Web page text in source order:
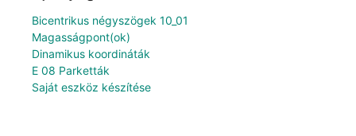
Bicentrikus négyszögek 10_01
Magasságpont(ok)
Dinamikus koordináták
E 08 Parketták
Saját eszköz készítése